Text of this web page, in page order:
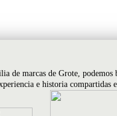
de marcas de Grote, podemos
e historia compartidas